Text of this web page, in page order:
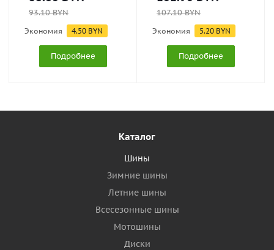
93.10BYN
Экономия 4.50 BYN
Подробнее
107.10BYN
Экономия 5.20 BYN
Подробнее
Каталог
Шины
Зимние шины
Летние шины
Всесезонные шины
Мотошины
Диски